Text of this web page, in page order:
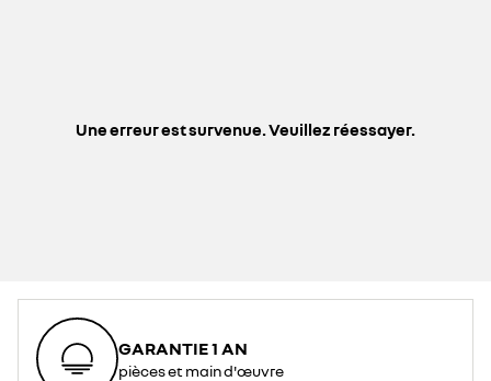
Une erreur est survenue. Veuillez réessayer.
GARANTIE 1 AN
pièces et main d'œuvre